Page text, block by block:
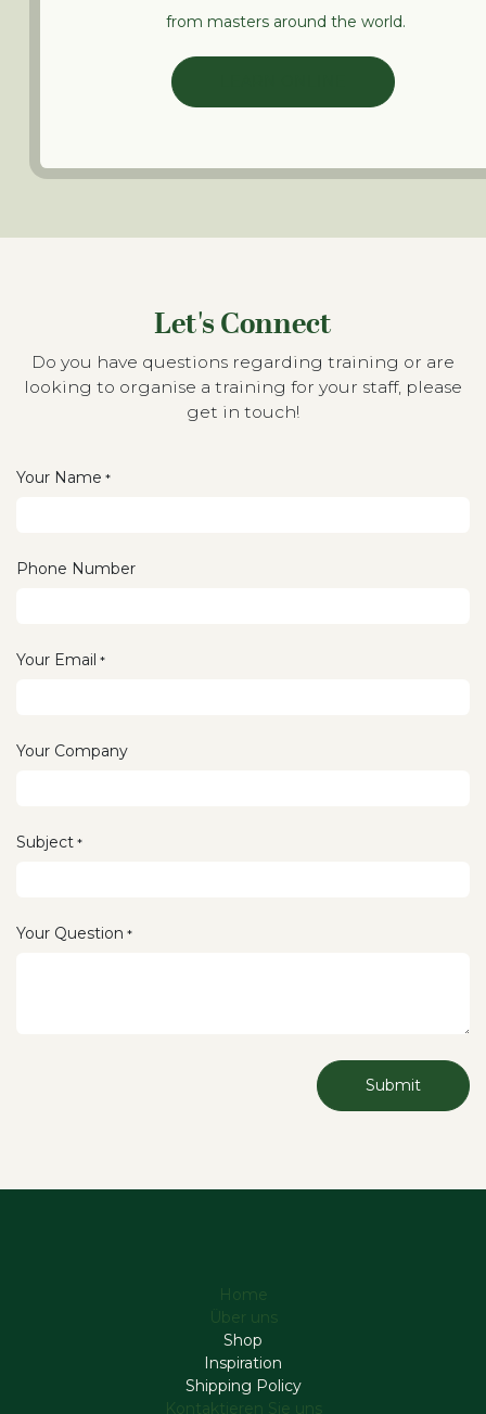
from masters around the world.
Let's Connect
Do you have questions regarding training or are
looking to organise a training for your staff, please
get in touch!
Your Name *
Phone Number
Your Email *
Your Company
Subject *
Your Question *
Submit
Home
Über uns
Shop
Inspiration
Shipping Policy
Kontaktieren Sie uns